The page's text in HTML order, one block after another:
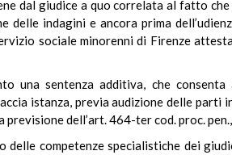
dal giudice a quo correlata al fatto
delle indagini e ancora prima
sociale minorenni di Firenze
una sentenza additiva, che
istanza, previa audizione delle parti
previsione dell’art. 464-ter cod. proc.
delle competenze specialistiche dei